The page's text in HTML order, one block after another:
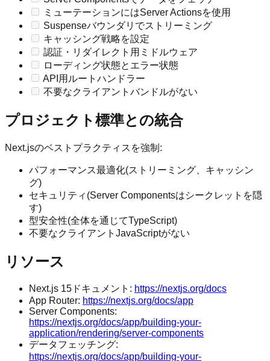
ミューテーションにはServer Actionsを使用
Suspenseバウンダリでストリーミング
キャッシング戦略を設定
認証・リダイレクト用ミドルウェア
ローディング状態とエラー状態
API用ルートハンドラー
不要なクライアントバンドルがない
プロジェクト標準との統合
Next.jsのベストプラクティスを強制:
パフォーマンス最適化(ストリーミング、キャッシン
グ)
セキュリティ(Server Componentsはシークレットを隠
す)
型安全性(全体を通じてTypeScript)
不要なクライアントJavaScriptがない
リソース
Next.js 15ドキュメント: https://nextjs.org/docs
App Router: https://nextjs.org/docs/app
Server Components:
https://nextjs.org/docs/app/building-your-
application/rendering/server-components
データフェッチング:
https://nextjs.org/docs/app/building-your-